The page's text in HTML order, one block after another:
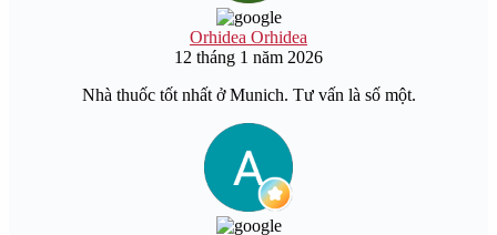
Orhidea Orhidea
12 tháng 1 năm 2026
Nhà thuốc tốt nhất ở Munich. Tư vấn là số một.